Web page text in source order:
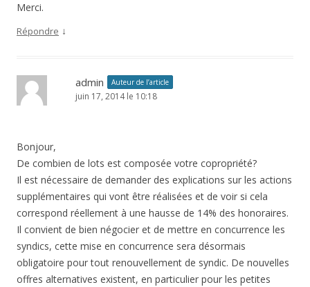
Merci.
Répondre ↓
admin Auteur de l’article
juin 17, 2014 le 10:18
Bonjour,
De combien de lots est composée votre copropriété?
Il est nécessaire de demander des explications sur les actions
supplémentaires qui vont être réalisées et de voir si cela
correspond réellement à une hausse de 14% des honoraires.
Il convient de bien négocier et de mettre en concurrence les
syndics, cette mise en concurrence sera désormais
obligatoire pour tout renouvellement de syndic. De nouvelles
offres alternatives existent, en particulier pour les petites